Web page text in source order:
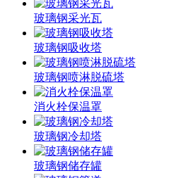
玻璃钢采光瓦
玻璃钢吸收塔
玻璃钢喷淋脱硫塔
消火栓保温罩
玻璃钢冷却塔
玻璃钢储存罐